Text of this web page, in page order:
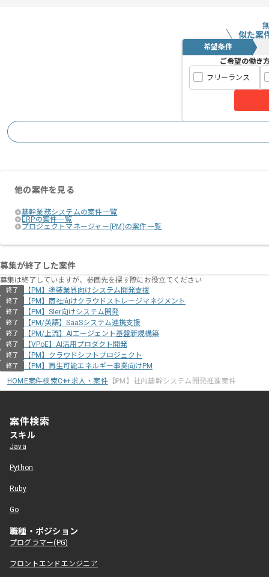
基本的には一部リモート作業を見込ん
似た案
希望条件
ご希望の働き
フリーランス
他の案件を見る
基幹業務システムの案件一覧
ERPの案件一覧
プロジェクトマネージャー(PM)の案件一覧
募集が終了した案件
募集は終了していますが、参画先を探す際にお役立てください
終了 【PM】塗装業界向けシステム開発支援
終了 【PM】商社向けクラウドストレージマネジメント
終了 【PM】SIer向けシステム開発
終了 【PM/英語】SaaSシステム連携支援
終了 【PM/上流】AIエージェント基盤新規構築
終了 【VPoE】AI活用プロダクト開発
終了 【PM】クラウドシフトプロジェクト
終了
【PM】再生可能エネルギー事業向けPM
HOME案件検索C++求人・案件【PM】社内基幹システム開発推進案件
案件検索
スキル
Java
Python
Ruby
Go
職種・ポジション
プログラマー(PG)
フロントエンドエンジニア